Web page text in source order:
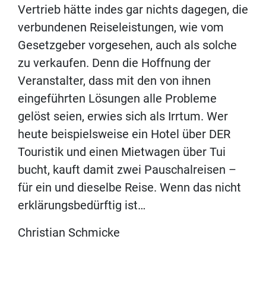
Vertrieb hätte indes gar nichts dagegen, die
verbundenen Reiseleistungen, wie vom
Gesetzgeber vorgesehen, auch als solche
zu verkaufen. Denn die Hoffnung der
Veranstalter, dass mit den von ihnen
eingeführten Lösungen alle Probleme
gelöst seien, erwies sich als Irrtum. Wer
heute beispielsweise ein Hotel über DER
Touristik und einen Mietwagen über Tui
bucht, kauft damit zwei Pauschalreisen –
für ein und dieselbe Reise. Wenn das nicht
erklärungsbedürftig ist…
Christian Schmicke